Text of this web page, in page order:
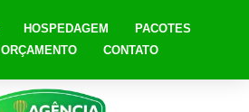
HOSPEDAGEM
PACOTES
ORÇAMENTO CONTATO